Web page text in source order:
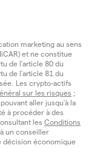
marketing au sens
et ne constitue
de l'article 80 du
de l'article 81 du
Les crypto-actifs
sur les risques ;
aller jusqu'à la
à procéder à des
les Conditions
un conseiller
décision économique